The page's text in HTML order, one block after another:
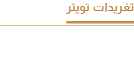
تغريدات تويتر